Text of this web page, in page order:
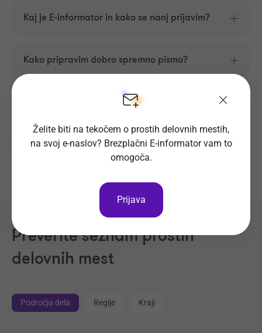
Kaj je E-informator in kako se nanj prijavim?
Kako pripravim dobro spremno pismo?
Kako napisati odpoved?
Prikaži več
Preverite seznam prostih
delovnih mest
Področja dela Regije Kraji
Želite biti na tekočem o prostih delovnih mestih,
na svoj e-naslov? Brezplačni E-informator vam to
omogoča.
Prijava